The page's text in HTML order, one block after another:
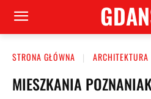
STRONA GŁÓWNA ARCHITEKTURA
MIESZKANIA